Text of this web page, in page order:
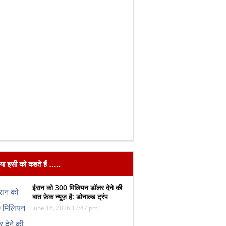
इसी को कहते हैं …..
ईरान को 300 मिलियन डॉलर देने की
बात फ़ेक न्यूज़ है: डोनाल्ड ट्रंप
June 16, 2026 12:47 pm